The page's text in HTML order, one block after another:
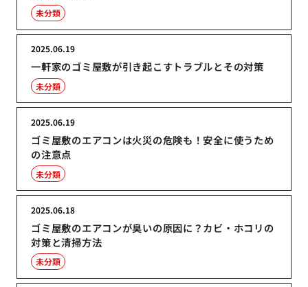
未分類
一軒家のゴミ屋敷が引き起こすトラブルとその対策
2025.06.19
未分類
ゴミ屋敷のエアコンは火災の危険も！安全に使うため
の注意点
2025.06.19
未分類
ゴミ屋敷のエアコンが臭いの原因に？カビ・ホコリの
対策と清掃方法
2025.06.18
未分類